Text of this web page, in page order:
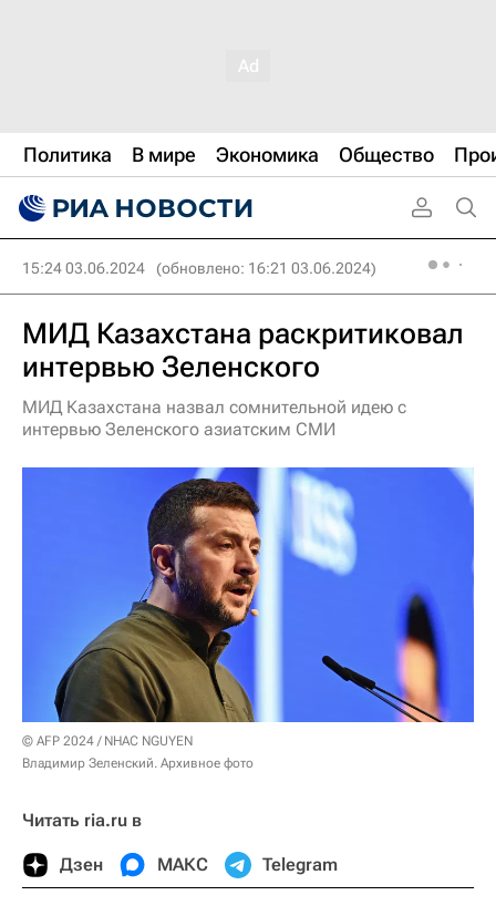
Политика В мире Экономика Общество
15:24 03.06.2024 (обновлено: 16:21 03.06.2024)
МИД Казахстана раскритиковал
интервью Зеленского
МИД Казахстана назвал сомнительной идею с
интервью Зеленского азиатским СМИ
© AFP 2024 / NHAC NGUYEN
Владимир Зеленский. Архивное фото
Читать ria.ru в
Дзен МАКС Telegram